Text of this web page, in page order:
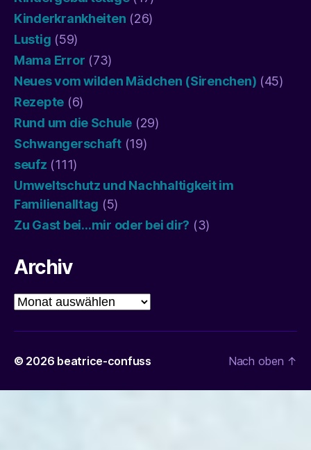
Kinderkrankheiten (26)
Lustig (59)
Mama Error (73)
Neues vom wilden Mädchen (Sirenchen) (45)
Rezepte (6)
Rund um die Schule (29)
Schwangerschaft(19)
seufz (111)
Umweltschutz und Nachhaltigkeit im
Familienalltag (5)
Zu Gast bei…mir oder bei dir? (3)
Archiv
Archiv
© 2026 beatrice-confuss Nach oben ↑